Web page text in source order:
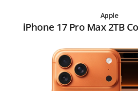
Apple
iPhone 17 Pro Max 2TB